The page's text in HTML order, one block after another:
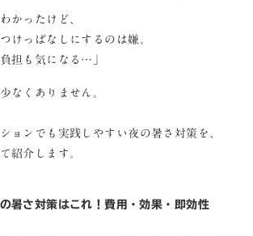
かったけど、
けっぱなしにするのは嫌。
担も気になる…」
なくありません。
ョンでも実践しやすい夜の暑さ対策を、
紹介します。
暑さ対策はこれ！費用・効果・即効性